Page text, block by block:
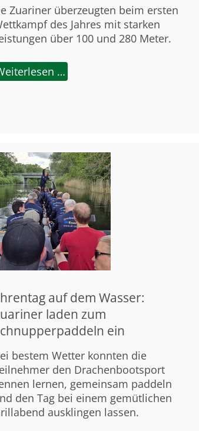
Zuariner überzeugten beim ersten
des Jahres mit starken
über 100 und 280 Meter.
…
auf dem Wasser:
laden zum
ein
bestem Wetter konnten die
den Drachenbootsport
lernen, gemeinsam paddeln
den Tag bei einem gemütlichen
ausklingen lassen.